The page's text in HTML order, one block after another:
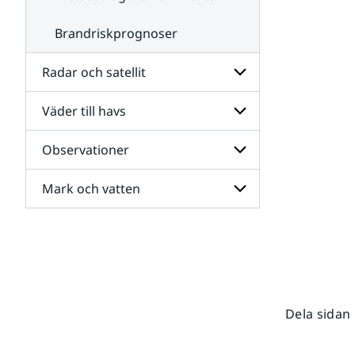
Brandriskprognoser
Radar och satellit
Undersidor
för
Radar
och
satellit
Väder till havs
Undersidor
för
Väder
till
havs
Observationer
Undersidor
för
Mark och vatten
Dela sidan